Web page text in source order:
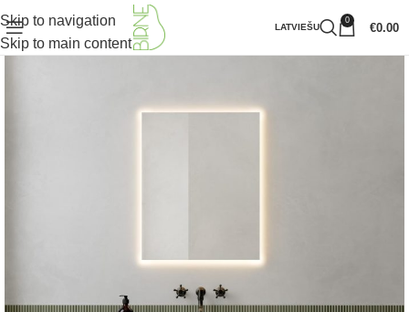
Skip to navigation
Skip to main content
LATVIEŠU
0
€0.00